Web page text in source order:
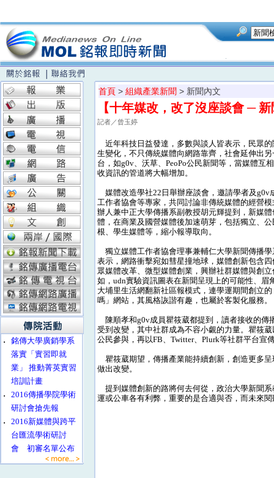
‧
銘傳大學廣銷學系
落實「實習即就
業」 推動菁英實習
培訓計畫
‧
2016傳播學院學術
研討會搶先報
‧
2016新媒體與跨平
台匯流學術研討
會 初審名單公布
首頁 > 組織產業新聞 > 新聞內文
【十年媒改，改了沒座談會 ─
記者／曾玉婷
近年科技日益發達，多數與談人皆表示，民眾
生變化，不只傳統媒體向網路靠齊，社會延伸出
台，如g0v、沃草、PeoPo公民新聞等，當媒體互
收資訊的管道將大幅增加。
媒體改造學社22日舉辦座談會，邀請學者及g0v
工作者協會等專家，共同討論非傳統媒體的經營模
辦人兼中正大學傳播系副教授胡元輝提到，新媒
體，在商業及國營媒體後加速萌芽，包括獨立、
根、學生媒體等，縮小報導取向。
獨立媒體工作者協會理事兼輔仁大學新聞傳播
表示，網路衝擊宛如彗星撞地球，媒體創新包含
眾媒體改革、微型媒體創業，興辦社群媒體與創
如，udn實驗資訊圖表在新聞呈現上的可能性、眉
大埔里生活網翻新社區報模式，連學運期間創立
嗎」網站，其風格詼諧有趣，也屬於客製化服務。
陳順孝和g0v成員瞿筱葳都提到，讀者接收的傳
受到改變，其中社群成為不容小覷的力量。瞿筱
公民參與，再以FB、Twitter、Plurk等社群平台宣
瞿筱葳期望，傳播產業能持續創新，創造更多
做出改變。
提到媒體創新的路將何去何從，政治大學新聞
運或公車各有利弊，重要的是合適與否，而未來